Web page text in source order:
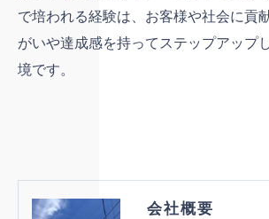
で培われる経験は、お客様や社会に貢
がいや達成感を持ってステップアップ
境です。
会社概要